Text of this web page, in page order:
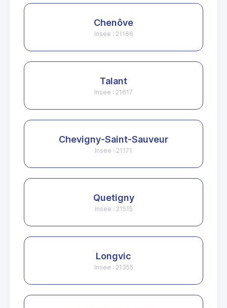
Chenôve
Insee : 21166
Talant
Insee : 21617
Chevigny-Saint-Sauveur
Insee : 21171
Quetigny
Insee : 21515
Longvic
Insee : 21355